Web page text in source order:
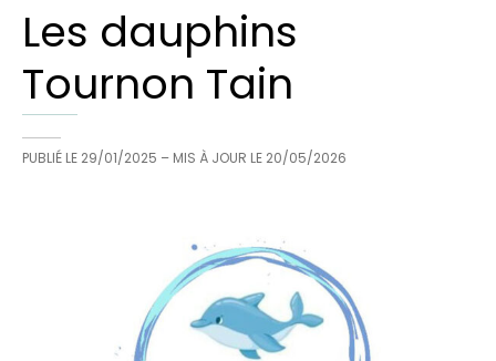
Les dauphins
Tournon Tain
PUBLIÉ LE 29/01/2025 – MIS À JOUR LE 20/05/2026